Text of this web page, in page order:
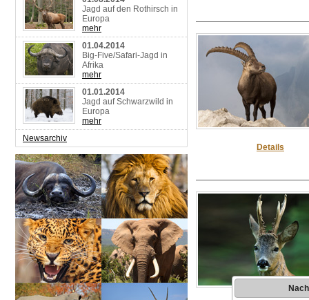
Jagd auf den Rothirsch in
Europa
mehr
01.04.2014
Big-Five/Safari-Jagd in
Afrika
mehr
01.01.2014
Jagd auf Schwarzwild in
Europa
mehr
Newsarchiv
Details